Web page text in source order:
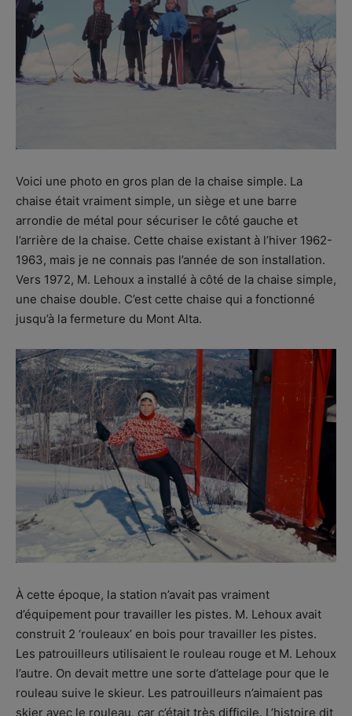
Voici une photo en gros plan de la chaise simple. La
chaise était vraiment simple, un siège et une barre
arrondie de métal pour sécuriser le côté gauche et
l’arrière de la chaise. Cette chaise existant à l’hiver 1962-
1963, mais je ne connais pas l’année de son installation.
Vers 1972, M. Lehoux a installé à côté de la chaise simple,
une chaise double. C’est cette chaise qui a fonctionné
jusqu’à la fermeture du Mont Alta.
À cette époque, la station n’avait pas vraiment
d’équipement pour travailler les pistes. M. Lehoux avait
construit 2 ‘rouleaux’ en bois pour travailler les pistes.
Les patrouilleurs utilisaient le rouleau rouge et M. Lehoux
l’autre. On devait mettre une sorte d’attelage pour que le
rouleau suive le skieur. Les patrouilleurs n’aimaient pas
skier avec le rouleau, car c’était très difficile. L’histoire dit